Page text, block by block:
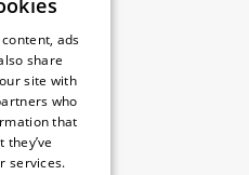
ads
share
site with
who
that
services.